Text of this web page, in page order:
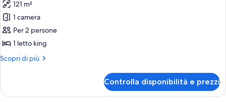
le
foto
per
Camera
121 m²
1 camera
Per 2 persone
1 letto king
Scopri di più
Altri
Controlla disponibilità e prezzi